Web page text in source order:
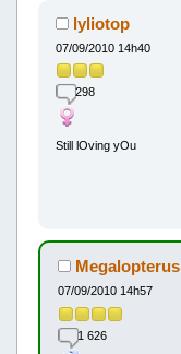
lyliotop
07/09/2010 14h40
298
Still lOving yOu
Megalopterus
07/09/2010 14h57
1 626